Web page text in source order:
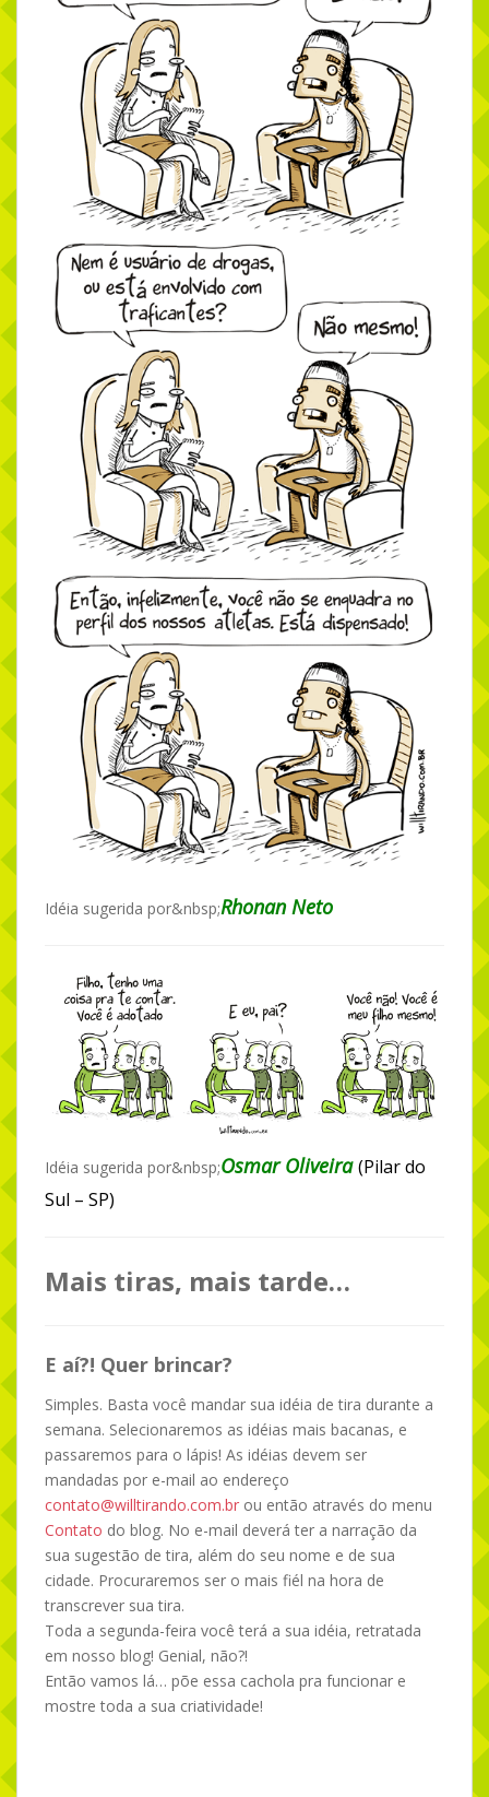
Idéia sugerida por&nbsp;Rhonan Neto
Idéia sugerida por&nbsp;Osmar Oliveira(Pilar do
Sul – SP)
Mais tiras, mais tarde…
E aí?! Quer brincar?
Simples. Basta você mandar sua idéia de tira durante a
semana. Selecionaremos as idéias mais bacanas, e
passaremos para o lápis! As idéias devem ser
mandadas por e-mail ao endereço
contato@willtirando.com.br ou então através do menu
Contato do blog. No e-mail deverá ter a narração da
sua sugestão de tira, além do seu nome e de sua
cidade. Procuraremos ser o mais fiél na hora de
transcrever sua tira.
Toda a segunda-feira você terá a sua idéia, retratada
em nosso blog! Genial, não?!
Então vamos lá… põe essa cachola pra funcionar e
mostre toda a sua criatividade!